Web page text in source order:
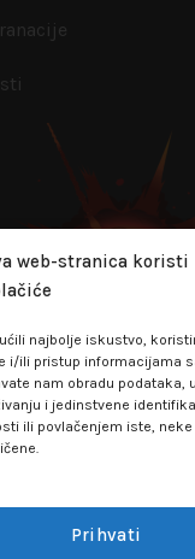
web-stranica koristi
najbolje iskustvo,
i/ili pristup informacijama
nam obradu podataka,
i jedinstvene
ili povlačenjem iste,
Prihvati
Paunova 24 - TC